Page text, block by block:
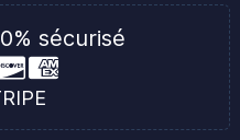
sécurisé